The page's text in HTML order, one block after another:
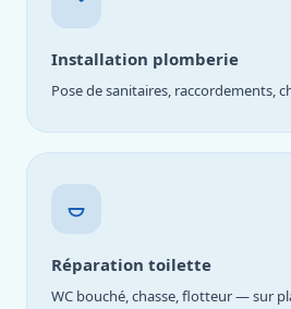
Installation plomberie
Pose de sanitaires, raccordements,
Réparation toilette
WC bouché, chasse, flotteur — sur